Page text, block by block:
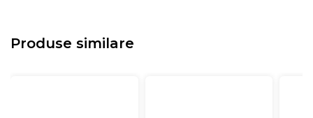
Produse similare